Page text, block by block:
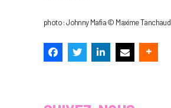
photo : Johnny Mafia © Maxime Tanchaud